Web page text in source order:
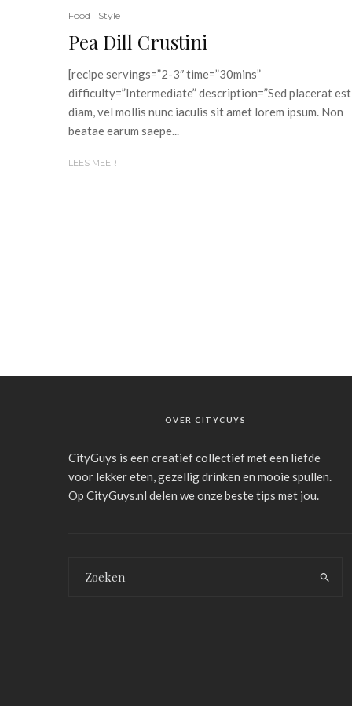
Food Style
Pea Dill Crustini
[recipe servings=”2-3″ time=”30mins”
difficulty=”Intermediate” description=”Sed placerat est
diam, vel mollis nunc iaculis sit amet lorem ipsum. Non
beatae earum saepe...
LEES MEER
OVER CITYCUYS
CityGuys is een creatief collectief met een liefde
voor lekker eten, gezellig drinken en mooie spullen.
Op CityGuys.nl delen we onze beste tips met jou.